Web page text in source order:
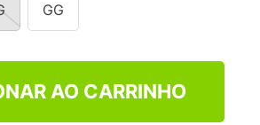
GG
AO CARRINHO